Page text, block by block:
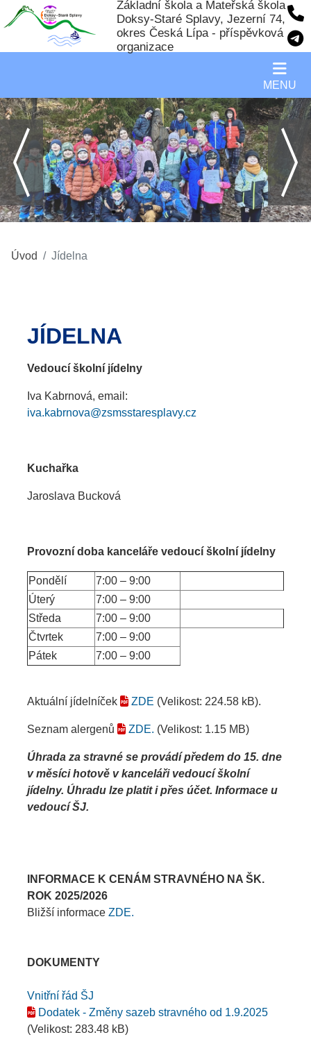
Základní škola a Mateřská škola
Doksy-Staré Splavy, Jezerní 74,
okres Česká Lípa - příspěvková
organizace
MENU
Úvod Jídelna
JÍDELNA
Vedoucí školní jídelny
Iva Kabrnová, email:
iva.kabrnova@zsmsstaresplavy.cz
Kuchařka
Jaroslava Bucková
Provozní doba kanceláře vedoucí školní jídelny
Pondělí
7:00 – 9:00
Úterý
7:00 – 9:00
Středa
7:00 – 9:00
Čtvrtek
7:00 – 9:00
Pátek
7:00 – 9:00
Aktuální jídelníček ZDE (Velikost: 224.58 kB).
Seznam alergenů ZDE. (Velikost: 1.15 MB)
Úhrada za stravné se provádí předem do 15. dne
v měsíci hotově v kanceláři vedoucí školní
jídelny. Úhradu lze platit i přes účet. Informace u
vedoucí ŠJ.
INFORMACE K CENÁM STRAVNÉHO NA ŠK.
ROK 2025/2026
Bližší informace ZDE.
DOKUMENTY
Vnitřní řád ŠJ
Dodatek - Změny sazeb stravného od 1.9.2025
(Velikost: 283.48 kB)